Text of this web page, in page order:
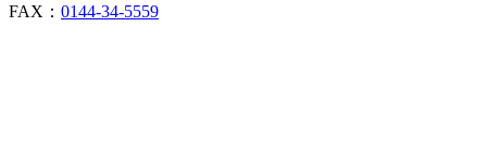
FAX： 0144-34-5559